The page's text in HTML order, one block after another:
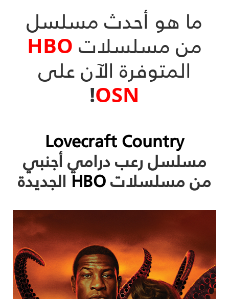
ما هو أحدث مسلسل
من مسلسلاتHBO
المتوفرة الآن على
OSN
!
Lovecraft Country
مسلسل رعب درامي أجنبي
من مسلسلاتHBOالجديدة